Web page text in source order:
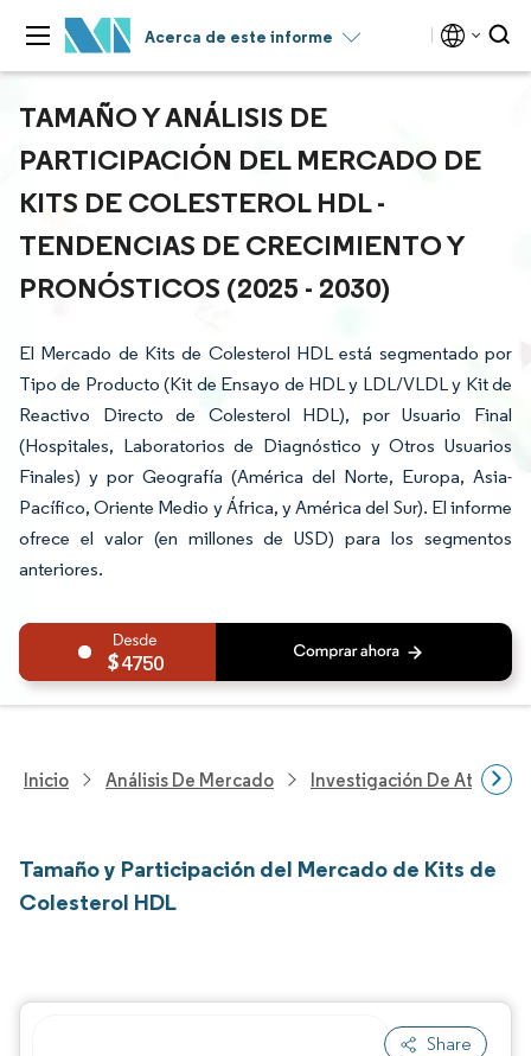
Acerca de este informe
TAMAÑO Y ANÁLISIS DE
PARTICIPACIÓN DEL MERCADO DE
KITS DE COLESTEROL HDL -
TENDENCIAS DE CRECIMIENTO Y
PRONÓSTICOS (2025 - 2030)
El Mercado de Kits de Colesterol HDL está segmentado por
Tipo de Producto (Kit de Ensayo de HDL y LDL/VLDL y Kit de
Reactivo Directo de Colesterol HDL), por Usuario Final
(Hospitales, Laboratorios de Diagnóstico y Otros Usuarios
Finales) y por Geografía (América del Norte, Europa, Asia-
Pacífico, Oriente Medio y África, y América del Sur). El informe
ofrece el valor (en millones de USD) para los segmentos
anteriores.
4750
Inicio Análisis De Mercado Investigación De
Tamaño y Participación del Mercado de Kits de
Colesterol HDL
Share